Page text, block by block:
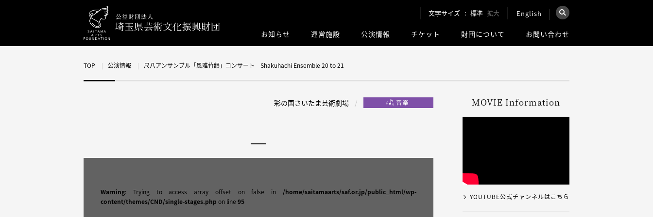
文字サイズ 標準 拡大 English
×
お知らせ 運営施設 公演情報 チケット 財団について お問い合わせ
TOP 公演情報 尺八アンサンブル「風雅竹韻」コンサート Shakuhachi Ensemble 20 to 21
彩の国さいたま芸術劇場
Warning: Trying to access array offset on false in /home/saitamaarts/saf.or.jp/public_html/wp-
content/themes/CND/single-stages.php on line 95
MOVIE Information
YOUTUBE公式チャンネルはこちら